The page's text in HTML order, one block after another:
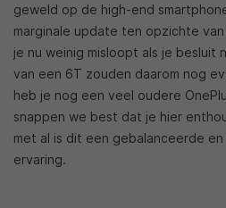
geweld op de high-end
marginale update ten opzichte
je nu weinig misloopt als je besluit
van een 6T zouden daarom nog
heb je nog een veel oudere
snappen we best dat je hier
met al is dit een gebalanceerde
ervaring.